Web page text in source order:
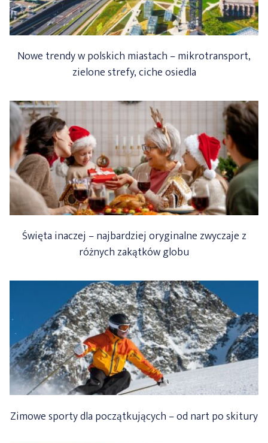
Nowe trendy w polskich miastach – mikrotransport,
zielone strefy, ciche osiedla
Święta inaczej – najbardziej oryginalne zwyczaje z
różnych zakątków globu
Zimowe sporty dla początkujących – od nart po skitury